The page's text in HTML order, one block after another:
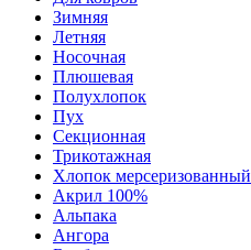
Зимняя
Летняя
Носочная
Плюшевая
Полухлопок
Пух
Секционная
Трикотажная
Хлопок мерсеризованный
Акрил 100%
Альпака
Ангора